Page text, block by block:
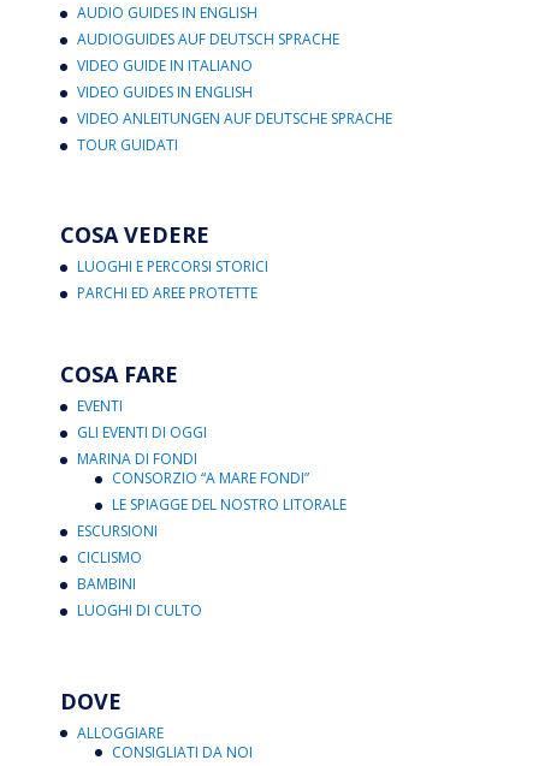
AUDIO GUIDES IN ENGLISH
AUDIOGUIDES AUF DEUTSCH SPRACHE
VIDEO GUIDE IN ITALIANO
VIDEO GUIDES IN ENGLISH
VIDEO ANLEITUNGEN AUF DEUTSCHE SPRACHE
TOUR GUIDATI
COSA VEDERE
LUOGHI E PERCORSI STORICI
PARCHI ED AREE PROTETTE
COSA FARE
EVENTI
GLI EVENTI DI OGGI
MARINA DI FONDI
CONSORZIO “A MARE FONDI”
LE SPIAGGE DEL NOSTRO LITORALE
ESCURSIONI
CICLISMO
BAMBINI
LUOGHI DI CULTO
DOVE
ALLOGGIARE
CONSIGLIATI DA NOI